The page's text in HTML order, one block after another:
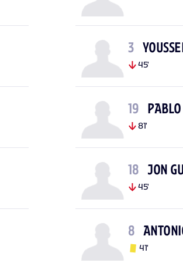
3
45'
19
81'
18 JON
45'
8
41'